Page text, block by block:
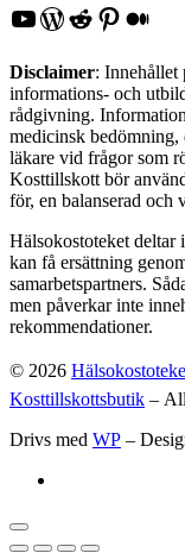
YouTube
WordPress
Reddit
Pinterest
Disclaimer: Innehållet
informations- och
rådgivning.
medicinsk
läkare vid frågor som
Kosttillskott bör
för, en balanserad och
Hälsokostoteket
kan få ersättning
samarbetspartners.
men påverkar inte
rekommendationer.
© 2026
Kosttillskottsbutik –
Drivs med WP –